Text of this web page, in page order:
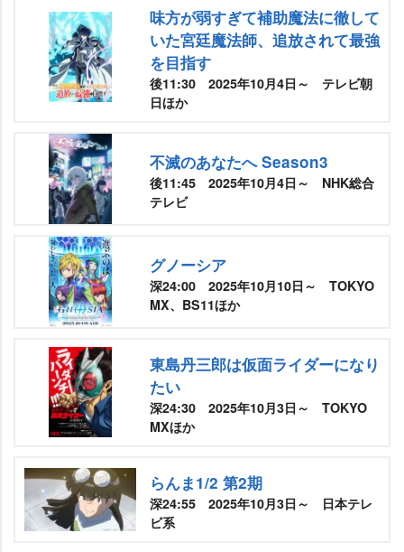
味方が弱すぎて補助魔法に徹して
いた宮廷魔法師、追放されて最強
を目指す
後11:30 2025年10月4日～ テレビ朝
日ほか
不滅のあなたへ Season3
後11:45 2025年10月4日～ NHK総合
テレビ
グノーシア
深24:00 2025年10月10日～ TOKYO
MX、BS11ほか
東島丹三郎は仮面ライダーになり
たい
深24:30 2025年10月3日～ TOKYO
MXほか
らんま1/2 第2期
深24:55 2025年10月3日～ 日本テレ
ビ系